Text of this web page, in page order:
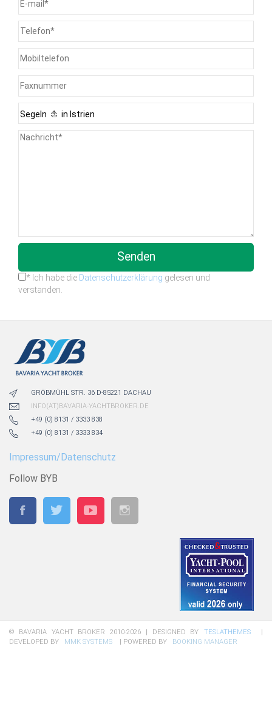
Senden
* Ich habe die Datenschutzerklärung gelesen und
verstanden.
GRÖBMÜHL STR. 36 D-85221 DACHAU
INFO(AT)BAVARIA-YACHTBROKER.DE
+49 (0) 8131 / 3333 838
+49 (0) 8131 / 3333 834
Impressum/Datenschutz
Follow BYB
© BAVARIA YACHT BROKER 2010-2026 | DESIGNED BY TESLATHEMES
|
DEVELOPED BY
MMK SYSTEMS | POWERED BY BOOKING MANAGER